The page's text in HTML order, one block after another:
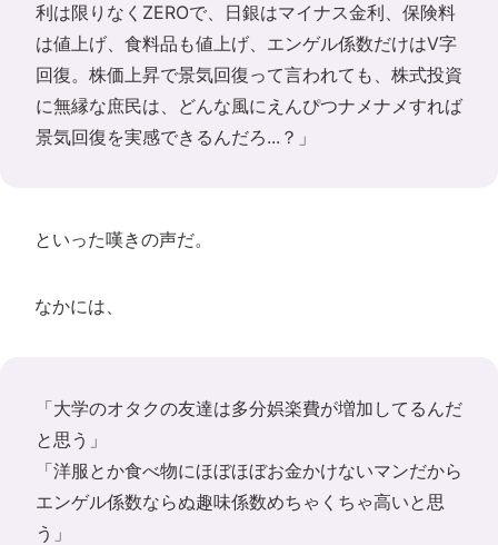
利は限りなくZEROで、日銀はマイナス金利、保険料
は値上げ、食料品も値上げ、エンゲル係数だけはV字
回復。株価上昇で景気回復って言われても、株式投資
に無縁な庶民は、どんな風にえんぴつナメナメすれば
景気回復を実感できるんだろ...？」
といった嘆きの声だ。
なかには、
「大学のオタクの友達は多分娯楽費が増加してるんだ
と思う」
「洋服とか食べ物にほぼほぼお金かけないマンだから
エンゲル係数ならぬ趣味係数めちゃくちゃ高いと思
う」